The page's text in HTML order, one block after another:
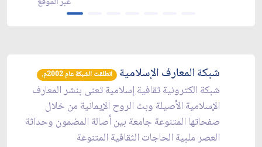
شبكة المعارف الإسلامية انطلقت الشبكة عام 2002م.
شبكة الكترونية ثقافية إسلامية تعنى بنشر المعارف
الإسلامية الأصيلة وبث الروح الإيمانية من خلال
صفحاتها المتنوعة جامعة بين أصالة المضمون وحداثة
العصر ملبية الحاجات الثقافية المتنوعة